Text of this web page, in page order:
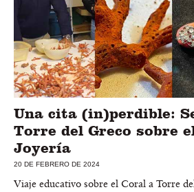
Una cita (in)perdible:
Torre del Greco sobre
Joyería
20 DE FEBRERO DE 2024
Viaje educativo sobre el Coral a Torre